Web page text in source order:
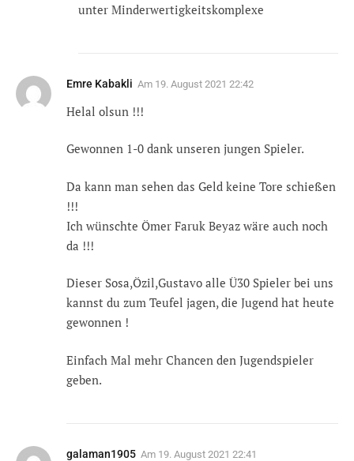
unter Minderwertigkeitskomplexe
Emre Kabakli Am 19. August 2021 22:42
Helal olsun !!!
Gewonnen 1-0 dank unseren jungen Spieler.
Da kann man sehen das Geld keine Tore schießen
!!!
Ich wünschte Ömer Faruk Beyaz wäre auch noch
da !!!
Dieser Sosa,Özil,Gustavo alle Ü30 Spieler bei uns
kannst du zum Teufel jagen, die Jugend hat heute
gewonnen !
Einfach Mal mehr Chancen den Jugendspieler
geben.
galaman1905 Am 19. August 2021 22:41